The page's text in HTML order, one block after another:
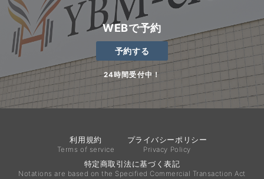
WEBで予約
予約する
24時間受付中！
利用規約
Terms of service
プライバシーポリシー
Privacy Policy
特定商取引法に基づく表記
Notations are based on the Specified Commercial Transaction Act